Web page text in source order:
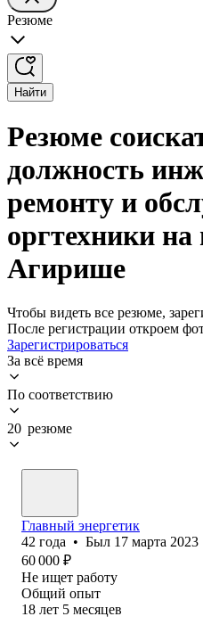
Резюме
Найти
Резюме
должность
ремонту и
оргтехники
Агирише
Чтобы видеть все резюме,
После регистрации откроем
Зарегистрироваться
За всё время
По соответствию
20 резюме
Главный энергетик
42 года • Был 17 марта 2023
60 000 ₽
Не ищет работу
Общий опыт
18 лет 5 месяцев